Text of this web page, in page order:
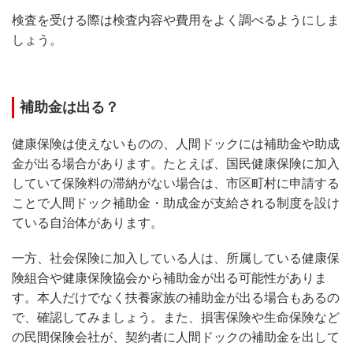
検査を受ける際は検査内容や費用をよく調べるようにしま
しょう。
補助金は出る？
健康保険は使えないものの、人間ドックには補助金や助成
金が出る場合があります。たとえば、国民健康保険に加入
していて保険料の滞納がない場合は、市区町村に申請する
ことで人間ドック補助金・助成金が支給される制度を設け
ている自治体があります。
一方、社会保険に加入している人は、所属している健康保
険組合や健康保険協会から補助金が出る可能性がありま
す。本人だけでなく扶養家族の補助金が出る場合もあるの
で、確認してみましょう。また、損害保険や生命保険など
の民間保険会社が、契約者に人間ドックの補助金を出して